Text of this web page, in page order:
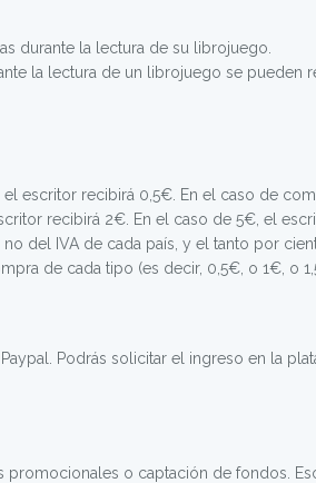
durante la lectura de su librojuego.
la lectura de un librojuego se pueden
escritor recibirá 0,5€. En el caso de
recibirá 2€. En el caso de 5€, el
del IVA de cada país, y el tanto por
de cada tipo (es decir, 0,5€, o 1€, o
Podrás solicitar el ingreso en la
promocionales o captación de fondos.